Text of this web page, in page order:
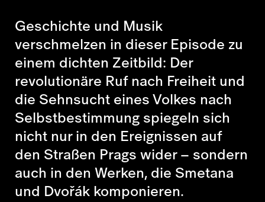
Geschichte und Musik
verschmelzen in dieser Episode zu
einem dichten Zeitbild: Der
revolutionäre Ruf nach Freiheit und
die Sehnsucht eines Volkes nach
Selbstbestimmung spiegeln sich
nicht nur in den Ereignissen auf
den Straßen Prags wider – sondern
auch in den Werken, die Smetana
und Dvořák komponieren.